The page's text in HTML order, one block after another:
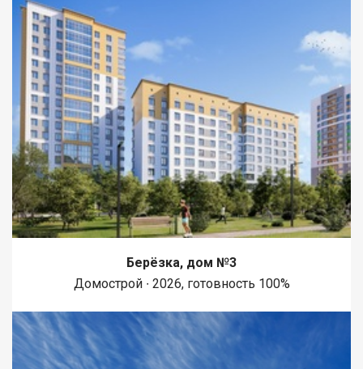
Берёзка, дом №3
Домострой ∙ 2026, готовность 100%